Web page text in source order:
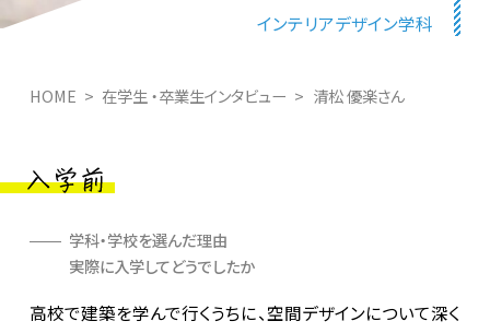
インテリアデザイン学科
HOME 在学生 ・卒業生インタビュー 清松 優楽さん
学科・学校を選んだ理由
実際に入学してどうでしたか
高校で建築を学んで行くうちに、空間デザインについて深く